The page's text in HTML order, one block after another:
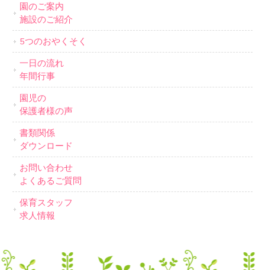
園のご案内
施設のご紹介
5つのおやくそく
一日の流れ
年間行事
園児の
保護者様の声
書類関係
ダウンロード
お問い合わせ
よくあるご質問
保育スタッフ
求人情報